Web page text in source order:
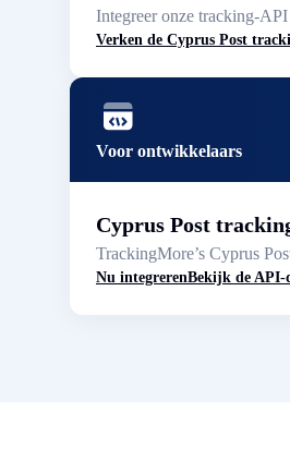
Integreer onze tracking-API
Verken de Cyprus Post
Voor ontwikkelaars
Cyprus Post
TrackingMore’s Cyprus
Nu integrerenBekijk de API-